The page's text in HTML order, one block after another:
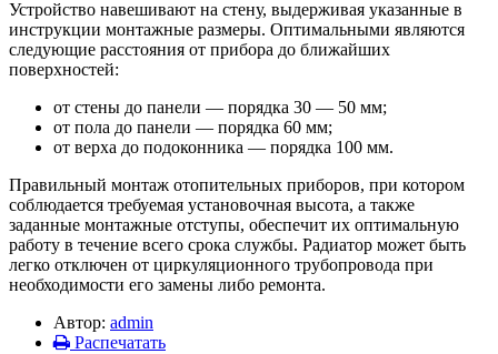
Устройство навешивают на стену, выдерживая указанные в
инструкции монтажные размеры. Оптимальными являются
следующие расстояния от прибора до ближайших
поверхностей:
от стены до панели — порядка 30 — 50 мм;
от пола до панели — порядка 60 мм;
от верха до подоконника — порядка 100 мм.
Правильный монтаж отопительных приборов, при котором
соблюдается требуемая установочная высота, а также
заданные монтажные отступы, обеспечит их оптимальную
работу в течение всего срока службы. Радиатор может быть
легко отключен от циркуляционного трубопровода при
необходимости его замены либо ремонта.
Автор: admin
Распечатать